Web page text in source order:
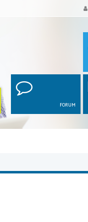
FORUM